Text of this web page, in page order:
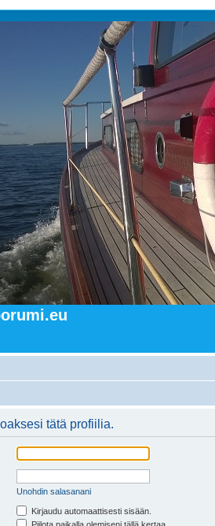
tätä profiilia.
Unohdin salasanani
Kirjaudu automaattisesti sisään.
Piilota paikalla olemiseni tällä kertaa